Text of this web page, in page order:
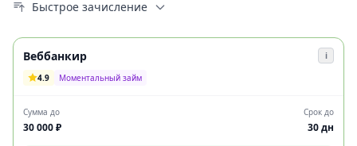
Веббанкир
i
4.9
Моментальный займ
Сумма до
30 000 ₽
Срок до
30 дн